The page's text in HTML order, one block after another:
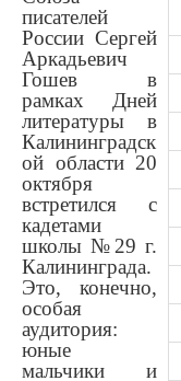
писателей
России Сергей
Аркадьевич
Гошев в
рамках Дней
литературы в
Калининградск
ой области 20
октября
встретился с
кадетами
школы №29 г.
Калининграда.
Это, конечно,
особая
аудитория:
юные
мальчики и